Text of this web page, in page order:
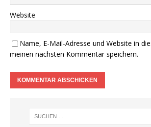
Website
Name, E-Mail-Adresse und Website in
meinen nächsten Kommentar speichern.